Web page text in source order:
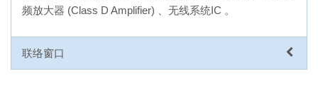
频放大器 (Class D Amplifier) 、无线系统IC 。
联络窗口